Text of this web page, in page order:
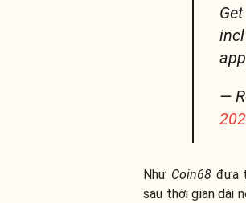
—
Như Coin68 đưa
sau thời gian dài